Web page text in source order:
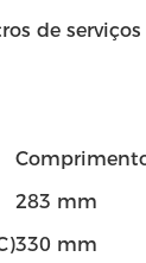
de
283 mm
330 mm